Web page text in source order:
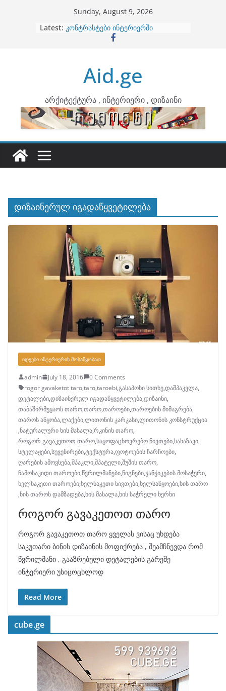
Sunday, August 9, 2026
Latest: ბინების გაერთიანება
კონტრასტები ინტერიერში
ინტერიერის დიზიანი
არტემიდი წარმოგიდგენთ
Aid.ge
არქიტექტურა , ინტერიერი , დიზაინი
დიზაინერულ იგადაწყვეტილება
ᲘᲓᲔᲔᲑᲘ ᲘᲜᲢᲔᲠᲘᲔᲠᲘᲡ ᲛᲝᲡᲐᲬᲧᲝᲑᲐᲗ
admin July 18, 2016
0 Comments
rogor gavaketot taro,taro,taroebi,გასაპოხი სითხე,დაშპაკვლა,
დეტალები,დიზაინერულ იგადაწყვეტილება,დიზაინი,
თაბაშირმუყაოს თარო,თარო,თაროები,თაროების მიმაგრება,
თაროს აწყობა,ლაქები,ლითონის კარკასი,ლითონის კონსტრუქცია
,ნატურალური ხის მასალა,რკინის თარო,
როგორ გავაკეთოთ თარო,საყოფაცხოვრებო ნივთები,სახაზავი,
სტელაჟები,სუვენირები,ტექსტურა,ფოტოების ჩარჩოები,
ღარების ამოვსება,შპაკლი,შპატელი,შუშის თარო,
ჩამოსაკიდი თაროები,წვრილმანები,წიგნები,ჭანჭიკების მოსაჭერი,
ხელნაკეთი თაროები,ხელნაკეთი ნივთები,ხელსაწყოები,ხის თარო
,ხის თაროს დამზადება,ხის მასალა,ხის საჭრელი ხერხი
როგორ გავაკეთოთ თარო
როგორ გავაკეთოთ თარო ყველას ვისაც უხდება
საკუთარი ბინის დიზაინის მოფიქრება , შეამჩნევდა რომ
წვრილმანი , გააზრებული დეტალების გარეშე
ინტერიერი უსიცოცხლოდ
Read More
cube.ge